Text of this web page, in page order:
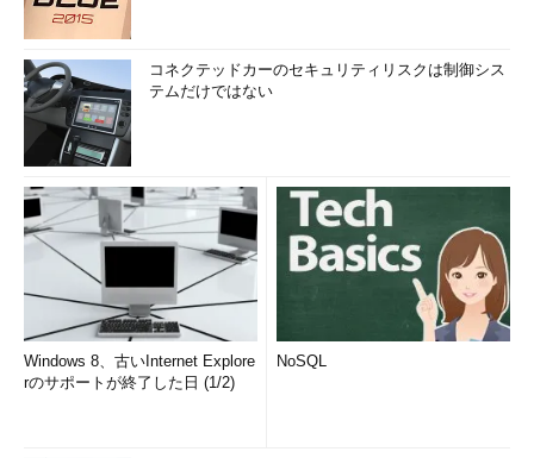
コネクテッドカーのセキュリティリスクは制御シス
テムだけではない
Windows 8、古いInternet Explore
rのサポートが終了した日 (1/2)
NoSQL